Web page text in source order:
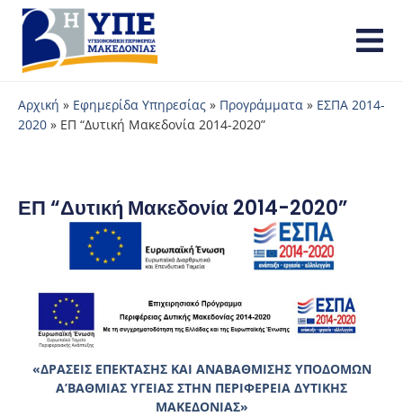
Αρχική » Εφημερίδα Υπηρεσίας » Προγράμματα » ΕΣΠΑ 2014-
2020 » ΕΠ “Δυτική Μακεδονία 2014-2020”
ΕΠ “Δυτική Μακεδονία 2014-2020”
«ΔΡΑΣΕΙΣ ΕΠΕΚΤΑΣΗΣ ΚΑΙ ΑΝΑΒΑΘΜΙΣΗΣ ΥΠΟΔΟΜΩΝ
Α’ΒΑΘΜΙΑΣ ΥΓΕΙΑΣ ΣΤΗΝ ΠΕΡΙΦΕΡΕΙΑ ΔΥΤΙΚΗΣ
ΜΑΚΕΔΟΝΙΑΣ»